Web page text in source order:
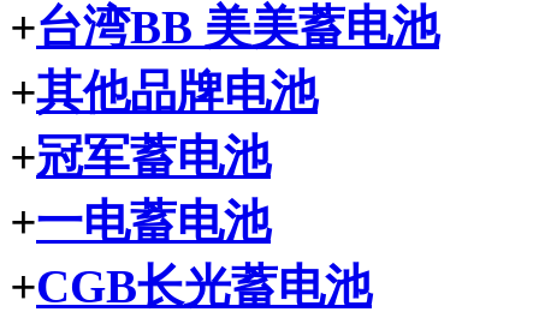
+台湾BB 美美蓄电池
+其他品牌电池
+冠军蓄电池
+一电蓄电池
+CGB长光蓄电池